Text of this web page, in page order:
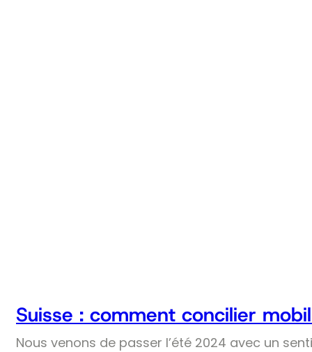
Suisse : comment concilier
Nous venons de passer l’été 2024 avec un